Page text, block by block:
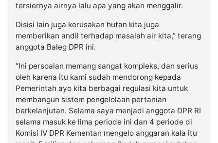
tersiernya airnya lalu apa yang akan menggalir.
Disisi lain juga kerusakan hutan kita juga
memberikan andil terhadap masalah air kita,” terang
anggota Baleg DPR ini.
“Ini persoalan memang sangat kompleks, dan serius
oleh karena itu kami sudah mendorong kepada
Pemerintah ayo kita berbagai regulasi kita untuk
membangun sistem pengelolaan pertanian
berkelanjutan. Selama saya menjadi anggota DPR RI
selama masuk ke lima periode ini dan 4 periode di
Komisi IV DPR Kementan mengelo anggaran kala itu